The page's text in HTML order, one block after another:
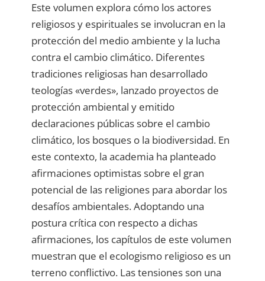
Este volumen explora cómo los actores
religiosos y espirituales se involucran en la
protección del medio ambiente y la lucha
contra el cambio climático. Diferentes
tradiciones religiosas han desarrollado
teologías «verdes», lanzado proyectos de
protección ambiental y emitido
declaraciones públicas sobre el cambio
climático, los bosques o la biodiversidad. En
este contexto, la academia ha planteado
afirmaciones optimistas sobre el gran
potencial de las religiones para abordar los
desafíos ambientales. Adoptando una
postura crítica con respecto a dichas
afirmaciones, los capítulos de este volumen
muestran que el ecologismo religioso es un
terreno conflictivo. Las tensiones son una